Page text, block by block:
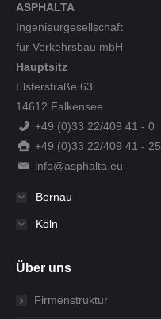
ASPHALTA
Ingenieurgesellschaft
für Verkehrsbau mbH
Hauptsitz
Elsterstraße 63
14612 Falkensee
+49 (0)33 22/409 41 - 0
+49 (0)33 22/409 41 - 25
info@asphalta.eu
Bernau
Köln
Über uns
Firmenstruktur